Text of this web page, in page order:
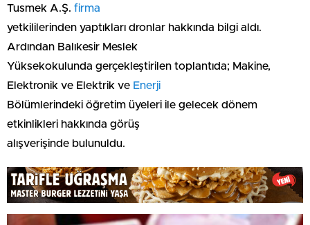
Tusmek A.Ş. firma
yetkililerinden yaptıkları dronlar hakkında bilgi aldı.
Ardından Balıkesir Meslek
Yüksekokulunda gerçekleştirilen toplantıda; Makine,
Elektronik ve Elektrik ve Enerji
Bölümlerindeki öğretim üyeleri ile gelecek dönem
etkinlikleri hakkında görüş
alışverişinde bulunuldu.